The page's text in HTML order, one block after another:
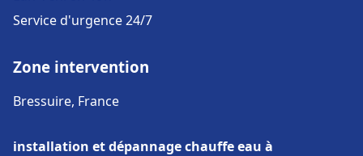
Service d'urgence 24/7
Zone intervention
Bressuire, France
installation et dépannage chauffe eau à